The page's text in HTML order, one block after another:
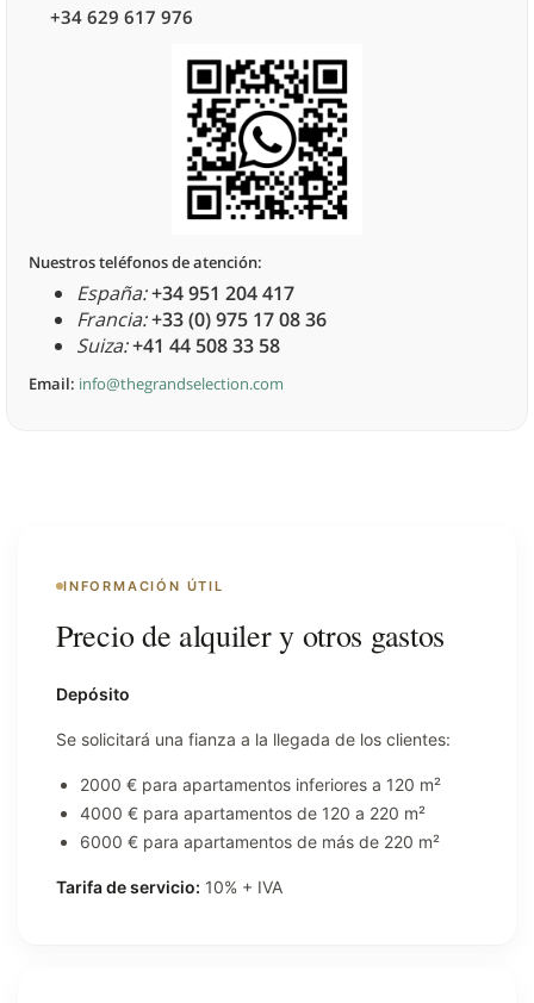
+34 629 617 976
Nuestros teléfonos de atención:
España:+34 951 204 417
Francia:+33 (0) 975 17 08 36
Suiza:+41 44 508 33 58
Email: info@thegrandselection.com
INFORMACIÓN ÚTIL
Precio de alquiler y otros gastos
Depósito
Se solicitará una fianza a la llegada de los clientes:
2000 € para apartamentos inferiores a 120 m²
4000 € para apartamentos de 120 a 220 m²
6000 € para apartamentos de más de 220 m²
Tarifa de servicio: 10% + IVA